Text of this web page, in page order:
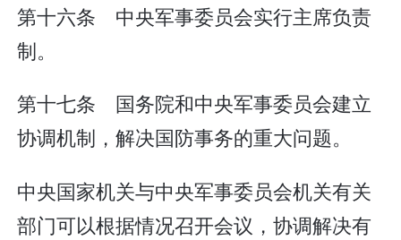
第十六条 中央军事委员会实行主席负责
制。
第十七条 国务院和中央军事委员会建立
协调机制，解决国防事务的重大问题。
中央国家机关与中央军事委员会机关有关
部门可以根据情况召开会议，协调解决有